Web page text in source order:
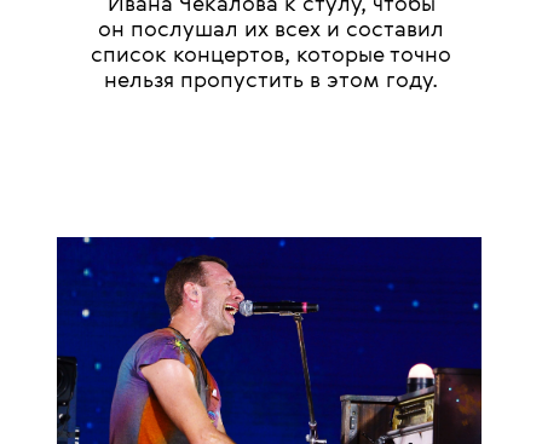
он послушал их всех и составил
список концертов, которые точно
нельзя пропустить в этом году.